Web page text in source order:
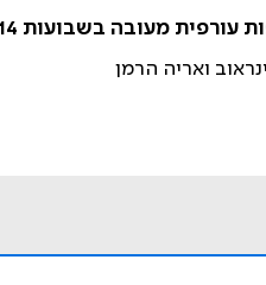
מעובה בשבועות 10-14 להריון
ואריה הרמן